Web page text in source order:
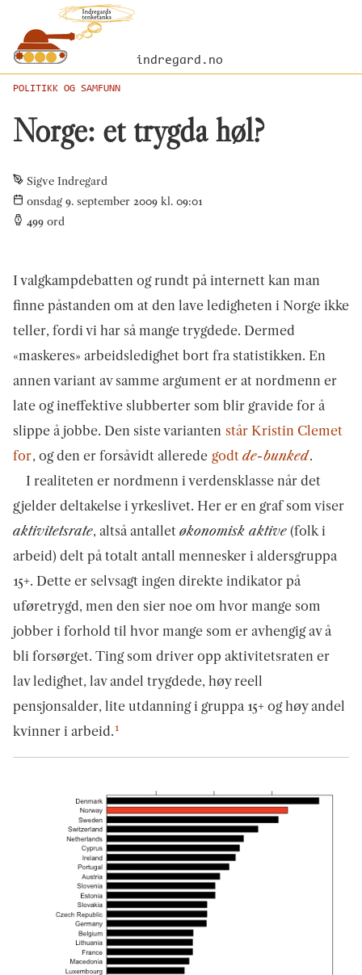
indregard.no
POLITIKK OG SAMFUNN
Norge: et trygda høl?
Sigve Indregard
onsdag 9. september 2009 kl. 09:01
499 ord
I valgkampdebatten og rundt på internett kan man
finne påstanden om at den lave ledigheten i Norge ikke
teller, fordi vi har så mange trygdede. Dermed
«maskeres» arbeidsledighet bort fra statistikken. En
annen variant av samme argument er at nordmenn er
late og ineffektive slubberter som blir gravide for å
slippe å jobbe. Den siste varianten står Kristin Clemet
for, og den er forsåvidt allerede godt de-bunked.
I realiteten er nordmenn i verdensklasse når det
gjelder deltakelse i yrkeslivet. Her er en graf som viser
aktivitetsrate, altså antallet økonomisk aktive (folk i
arbeid) delt på totalt antall mennesker i aldersgruppa
15+. Dette er selvsagt ingen direkte indikator på
uføretrygd, men den sier noe om hvor mange som
jobber i forhold til hvor mange som er avhengig av å
bli forsørget. Ting som driver opp aktivitetsraten er
lav ledighet, lav andel trygdede, høy reell
pensjonsalder, lite utdanning i gruppa 15+ og høy andel
kvinner i arbeid.1